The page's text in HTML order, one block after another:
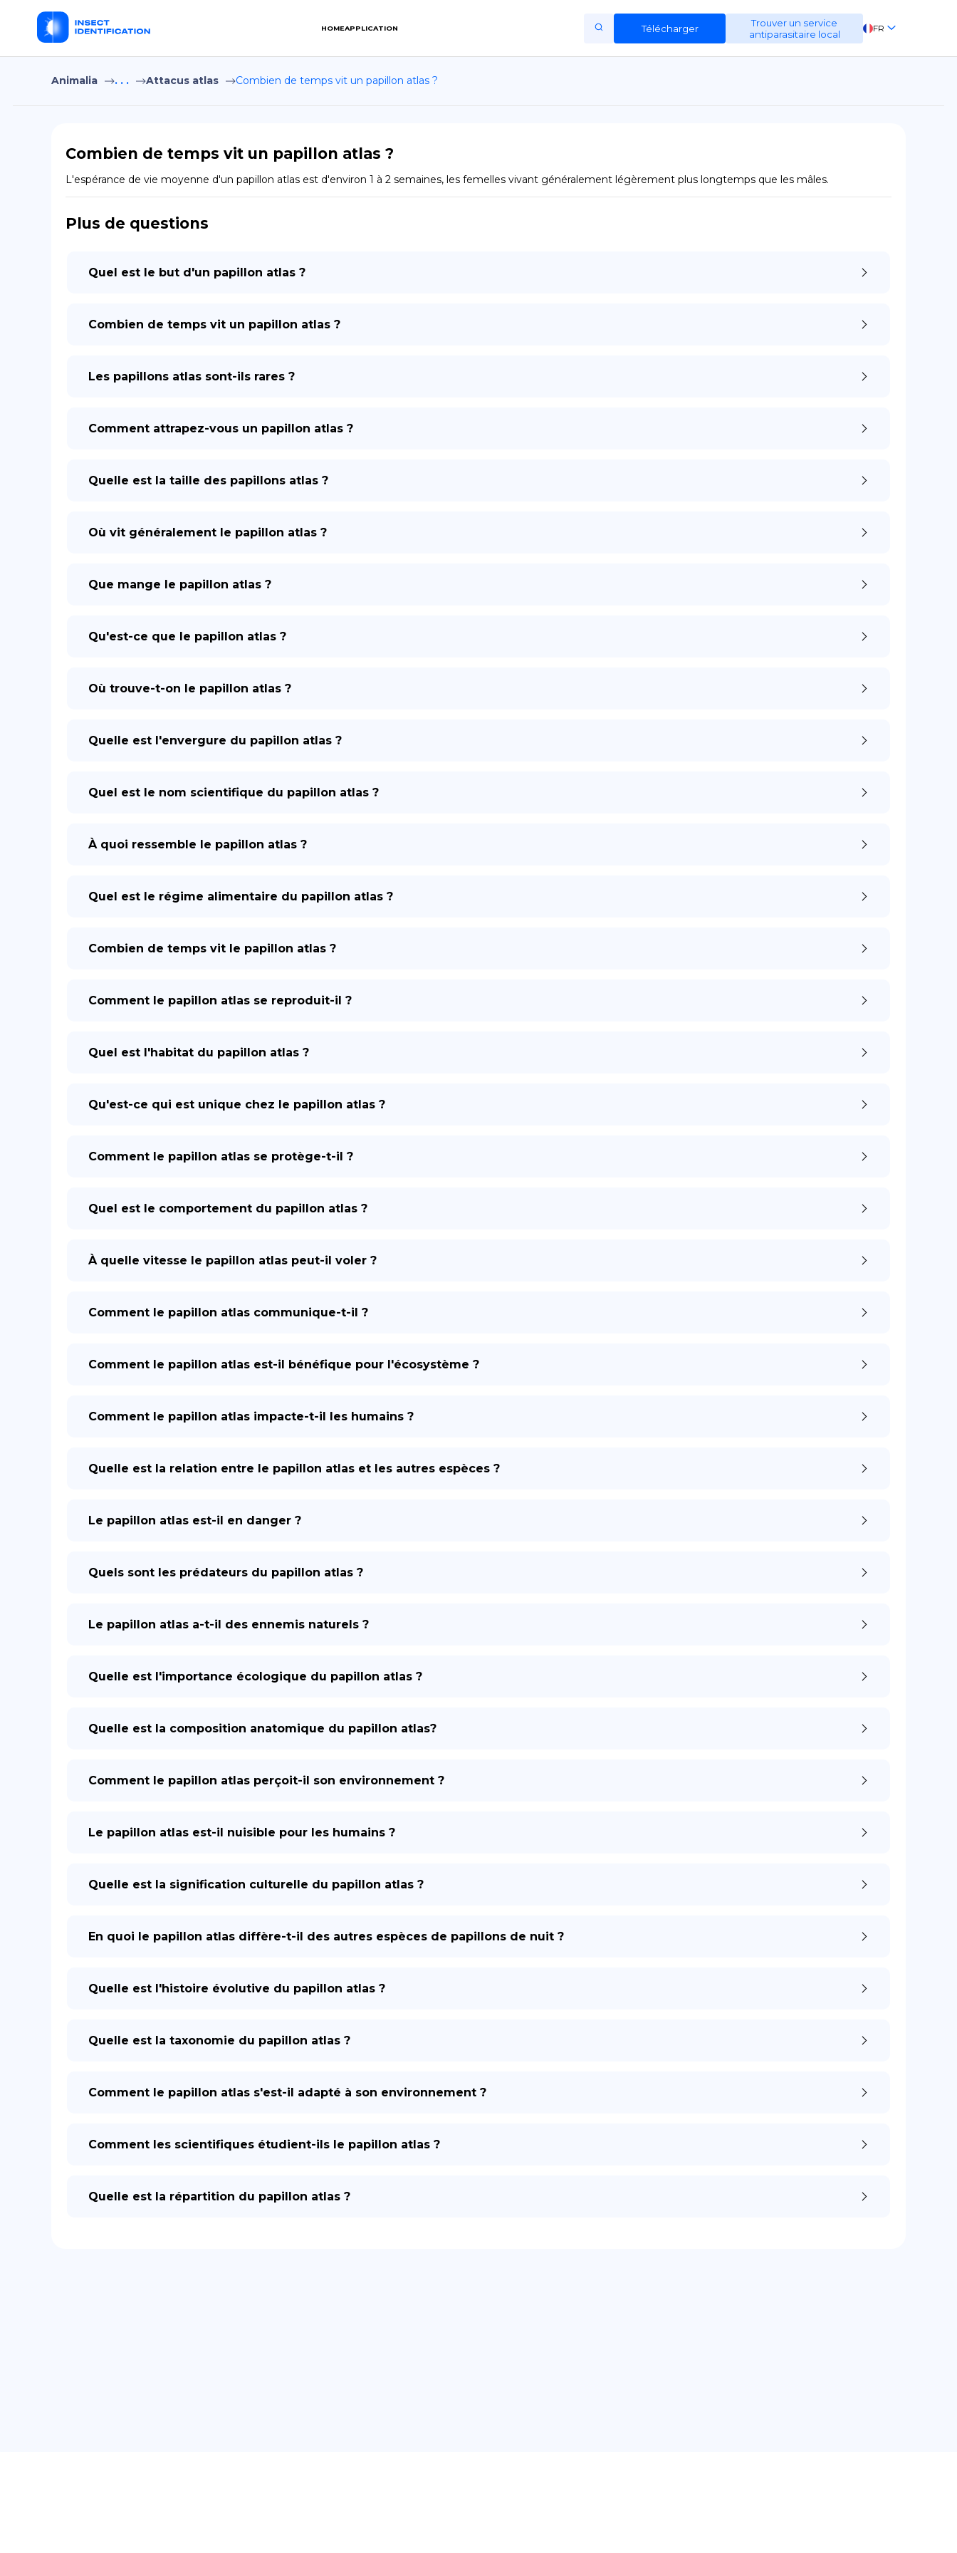
HOMEAPPLICATION Télécharger
Trouver un service
antiparasitaire local
FR
EN
Privacy Policy
Animalia . . . Attacus atlas Combien de temps vit un papillon atlas ?
Combien de temps vit un papillon atlas ?
L'espérance de vie moyenne d'un papillon atlas est d'environ 1 à 2 semaines, les femelles vivant généralement légèrement plus longtemps que les mâles.
Plus de questions
Quel est le but d'un papillon atlas ?
Combien de temps vit un papillon atlas ?
Les papillons atlas sont-ils rares ?
Comment attrapez-vous un papillon atlas ?
Quelle est la taille des papillons atlas ?
Où vit généralement le papillon atlas ?
Que mange le papillon atlas ?
Qu'est-ce que le papillon atlas ?
Où trouve-t-on le papillon atlas ?
Quelle est l'envergure du papillon atlas ?
Quel est le nom scientifique du papillon atlas ?
À quoi ressemble le papillon atlas ?
Quel est le régime alimentaire du papillon atlas ?
Combien de temps vit le papillon atlas ?
Comment le papillon atlas se reproduit-il ?
Quel est l'habitat du papillon atlas ?
Qu'est-ce qui est unique chez le papillon atlas ?
Comment le papillon atlas se protège-t-il ?
Quel est le comportement du papillon atlas ?
À quelle vitesse le papillon atlas peut-il voler ?
Comment le papillon atlas communique-t-il ?
Comment le papillon atlas est-il bénéfique pour l'écosystème ?
Comment le papillon atlas impacte-t-il les humains ?
Quelle est la relation entre le papillon atlas et les autres espèces ?
Le papillon atlas est-il en danger ?
Quels sont les prédateurs du papillon atlas ?
Le papillon atlas a-t-il des ennemis naturels ?
Quelle est l'importance écologique du papillon atlas ?
Quelle est la composition anatomique du papillon atlas?
Comment le papillon atlas perçoit-il son environnement ?
Le papillon atlas est-il nuisible pour les humains ?
Quelle est la signification culturelle du papillon atlas ?
En quoi le papillon atlas diffère-t-il des autres espèces de papillons de nuit ?
Quelle est l'histoire évolutive du papillon atlas ?
Quelle est la taxonomie du papillon atlas ?
Comment le papillon atlas s'est-il adapté à son environnement ?
Comment les scientifiques étudient-ils le papillon atlas ?
Quelle est la répartition du papillon atlas ?